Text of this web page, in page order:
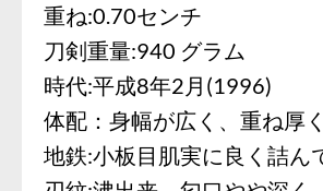
重ね:0.70センチ
刀剣重量:940 グラム
時代:平成8年2月(1996)
体配：身幅が広く、重ね厚
地鉄:小板目肌実に良く詰ん